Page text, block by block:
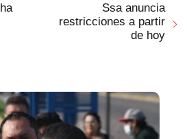
Ssa anuncia
restricciones a partir
de hoy